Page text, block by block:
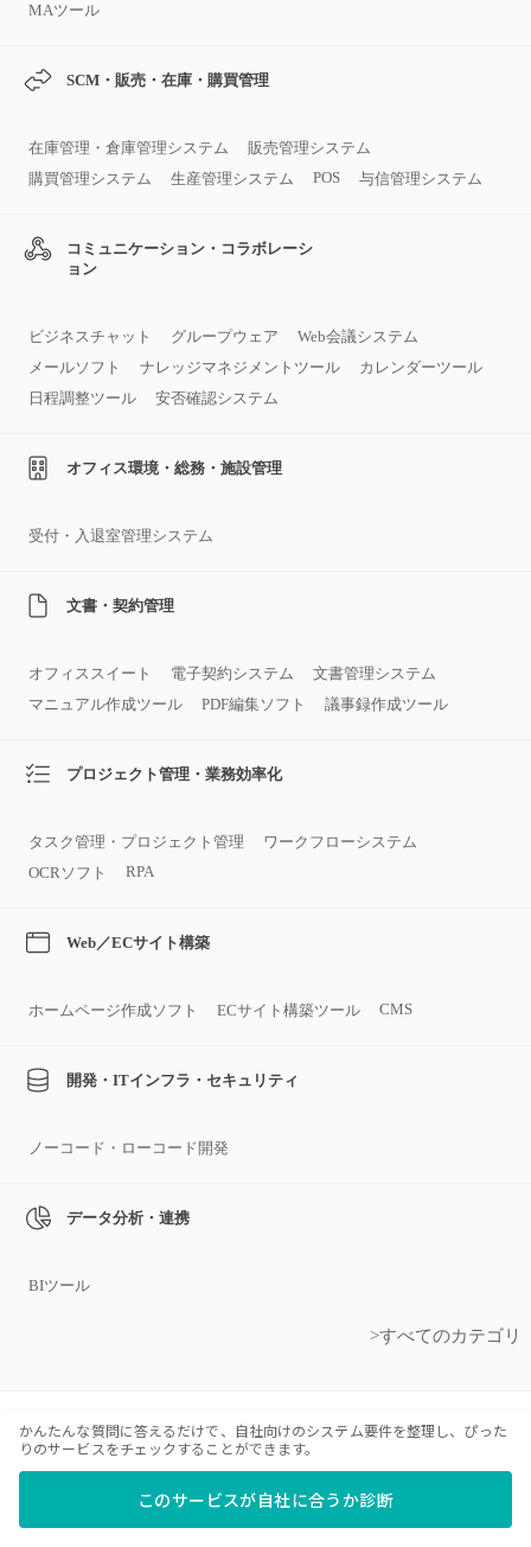
MAツール
SCM・販売・在庫・購買管理
在庫管理・倉庫管理システム
販売管理システム
購買管理システム
生産管理システム POS 与信管理システム
コミュニケーション・コラボレーシ
ョン
ビジネスチャット グループウェア
Web会議システム
メールソフト
ナレッジマネジメントツール
カレンダーツール
日程調整ツール
安否確認システム
オフィス環境・総務・施設管理
受付・入退室管理システム
文書・契約管理
オフィススイート 電子契約システム
文書管理システム
マニュアル作成ツール
PDF編集ソフト 議事録作成ツール
プロジェクト管理・業務効率化
タスク管理・プロジェクト管理
ワークフローシステム
OCRソフト
RPA
Web／ECサイト構築
ホームページ作成ソフト ECサイト構築ツール CMS
開発・ITインフラ・セキュリティ
ノーコード・ローコード開発
データ分析・連携
BIツール
>すべてのカテゴリ
利用規約
かんたんな質問に答えるだけで、自社向けのシステム要件を整理し、ぴった
りのサービスをチェックすることができます。
このサービスが自社に合うか診断